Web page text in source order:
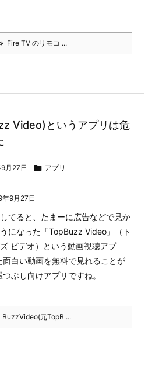
Fire TV のリモコ ...
Video)というアプリは危
月27日  アプリ
年9月27日
てると、たまーに広告などで見か
になった「TopBuzz Video」（ト
ビデオ）という動画視聴アプ
白い動画を無料で見れることが
ぶし向けアプリですね。
BuzzVideo(元TopB ...